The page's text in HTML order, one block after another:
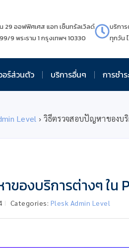
29 ออฟฟิศเศส แอท เซ็นทรัลเวิลด์
9 พระราม 1 กรุงเทพฯ 10330
บริกา
ทุกวัน
อร์ส่วนตัว บริการอื่นๆ การชำร
Level › วิธีตรวจสอบปัญหาของบ
องบริการต่างๆ ใน
Categories: Plesk Admin Level